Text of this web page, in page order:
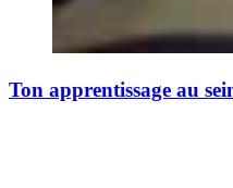
Ton apprentissage au